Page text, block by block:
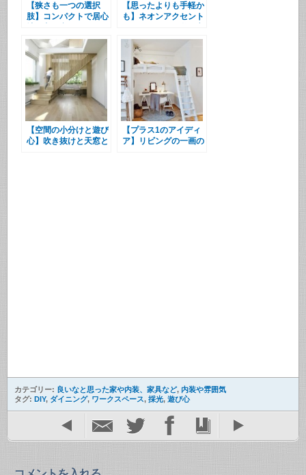
【狭さも一つの選択
肢】コンパクトで居心
【思ったよりも手軽か
も】ネオンアクセント
【空間の小分けと遊び
心】吹き抜けと天窓と
【プラス1のアイディ
ア】リビングの一画の
カテゴリー: 良いなと思った家や内装、家具など, 内装や雰囲気
タグ: DIY, ダイニング, ワークスペース, 採光, 遊び心